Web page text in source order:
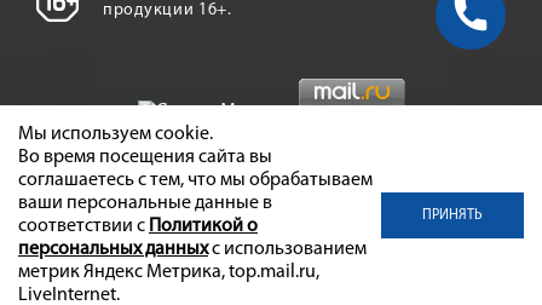
продукции 16+.
Мы используем cookie.
Во время посещения сайта вы
соглашаетесь с тем, что мы обрабатываем
ваши персональные данные в
соответствии с Политикой о
персональных данныхс использованием
метрик Яндекс Метрика, top.mail.ru,
LiveInternet.
ПРИНЯТЬ